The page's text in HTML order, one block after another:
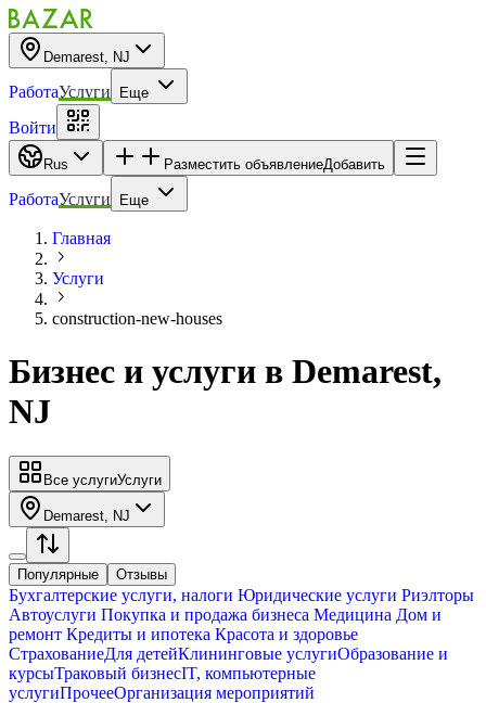
Demarest, NJ
РаботаУслуги Еще
Войти
Rus Разместить объявлениеДобавить
РаботаУслуги Еще
Главная
Услуги
construction-new-houses
Бизнес и услуги в Demarest,
NJ
Все услугиУслуги
Demarest, NJ
Популярные Отзывы
Бухгалтерские услуги, налоги Юридические услуги Риэлторы
Автоуслуги Покупка и продажа бизнеса Медицина Дом и
ремонт Кредиты и ипотека Красота и здоровье
СтрахованиеДля детейКлининговые услугиОбразование и
курсыТраковый бизнесIT, компьютерные
услугиПрочееОрганизация мероприятий